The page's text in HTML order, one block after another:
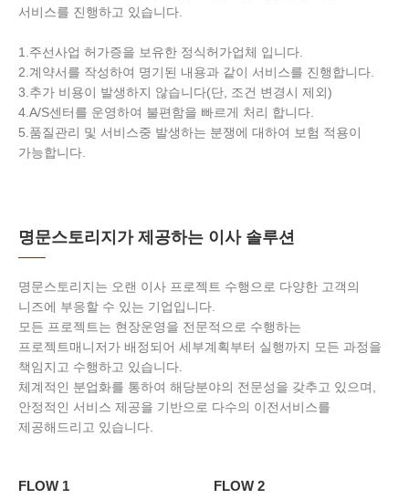
서비스를 진행하고 있습니다.
1.주선사업 허가증을 보유한 정식허가업체 입니다.
2.계약서를 작성하여 명기된 내용과 같이 서비스를 진행합니다.
3.추가 비용이 발생하지 않습니다(단, 조건 변경시 제외)
4.A/S센터를 운영하여 불편함을 빠르게 처리 합니다.
5.품질관리 및 서비스중 발생하는 분쟁에 대하여 보험 적용이
가능합니다.
명문스토리지가 제공하는 이사 솔루션
명문스토리지는 오랜 이사 프로젝트 수행으로 다양한 고객의
니즈에 부응할 수 있는 기업입니다.
모든 프로젝트는 현장운영을 전문적으로 수행하는
프로젝트매니저가 배정되어 세부계획부터 실행까지 모든 과정을
책임지고 수행하고 있습니다.
체계적인 분업화를 통하여 해당분야의 전문성을 갖추고 있으며,
안정적인 서비스 제공을 기반으로 다수의 이전서비스를
제공해드리고 있습니다.
FLOW 1 FLOW 2